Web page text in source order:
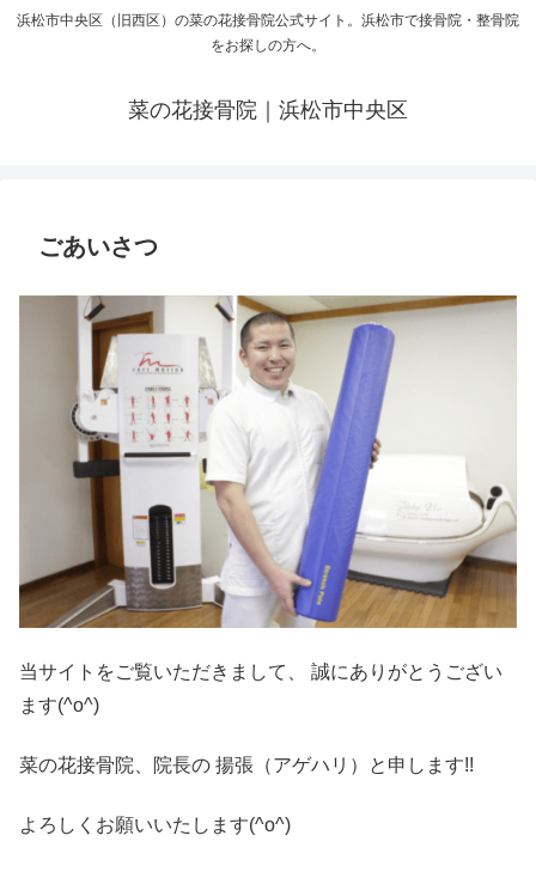
浜松市中央区（旧西区）の菜の花接骨院公式サイト。浜松市で接骨院・整骨院
をお探しの方へ。
菜の花接骨院｜浜松市中央区
ごあいさつ
当サイトをご覧いただきまして、
誠にありがとうござい
ます(^o^)
菜の花接骨院、院長の 揚張（アゲハリ）と申します!!
よろしくお願いいたします(^o^)